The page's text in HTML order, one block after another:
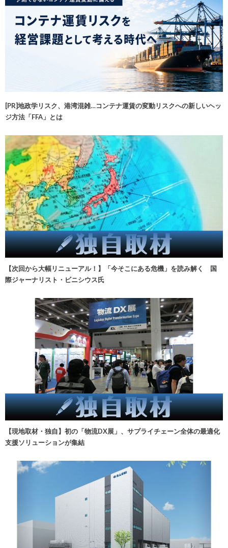
[PR]地政学リスク、港湾混雑…コンテナ運賃の変動リスクへの新しいヘッ
ジ方法「FFA」とは
【次回から大幅リニューアル！】「今そこにある危機」を読み解く 国
際ジャーナリスト・ビニシウス氏
【現地取材・独自】初の「物流DX展」、サプライチェーン全体の最適化
支援ソリューションが集結